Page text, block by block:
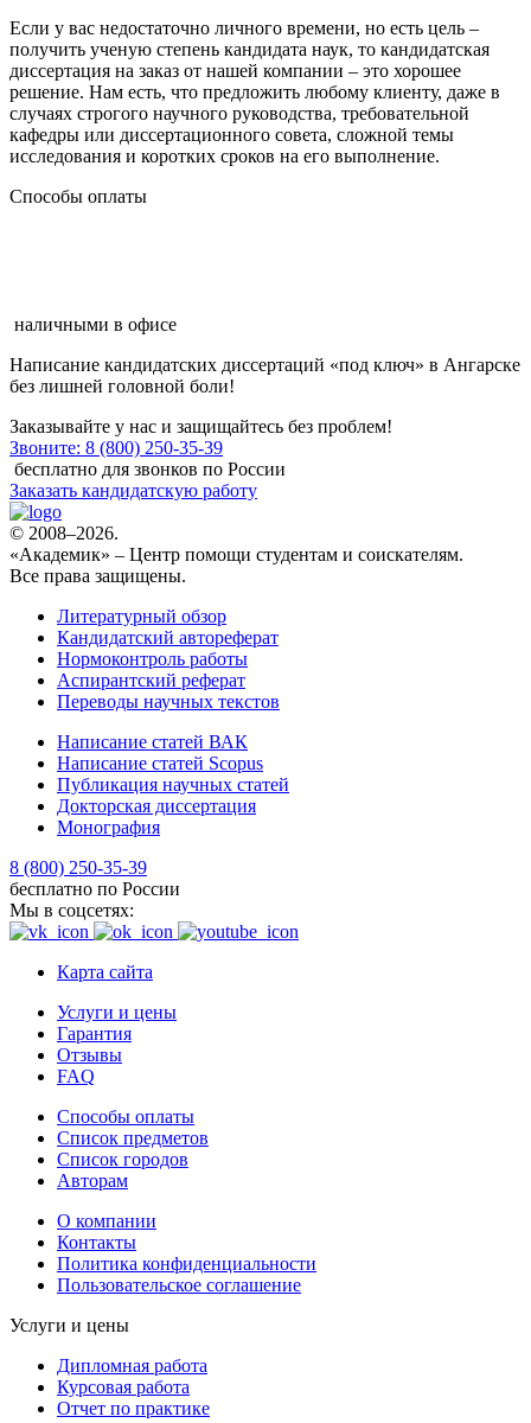
Если у вас недостаточно личного времени, но есть цель –
получить ученую степень кандидата наук, то кандидатская
диссертация на заказ от нашей компании – это хорошее
решение. Нам есть, что предложить любому клиенту, даже в
случаях строгого научного руководства, требовательной
кафедры или диссертационного совета, сложной темы
исследования и коротких сроков на его выполнение.
Способы оплаты
наличными в офисе
Написание кандидатских диссертаций «под ключ» в Ангарске
без лишней головной боли!
Заказывайте у нас и защищайтесь без проблем!
Звоните: 8 (800) 250-35-39
бесплатно для звонков по России
Заказать кандидатскую работу
© 2008–2026.
«Академик» – Центр помощи студентам и соискателям.
Все права защищены.
Литературный обзор
Кандидатский автореферат
Нормоконтроль работы
Аспирантский реферат
Переводы научных текстов
Написание статей ВАК
Написание статей Scopus
Публикация научных статей
Докторская диссертация
Монография
8 (800) 250-35-39
бесплатно по России
Мы в соцсетях:
Карта сайта
Услуги и цены
Гарантия
Отзывы
FAQ
Способы оплаты
Список предметов
Список городов
Авторам
О компании
Контакты
Политика конфиденциальности
Пользовательское соглашение
Услуги и цены
Дипломная работа
Курсовая работа
Отчет по практике